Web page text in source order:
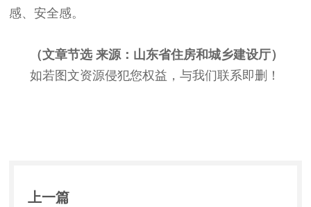
感、安全感。
（文章节选 来源：山东省住房和城乡建设厅）
如若图文资源侵犯您权益，与我们联系即删！
上一篇